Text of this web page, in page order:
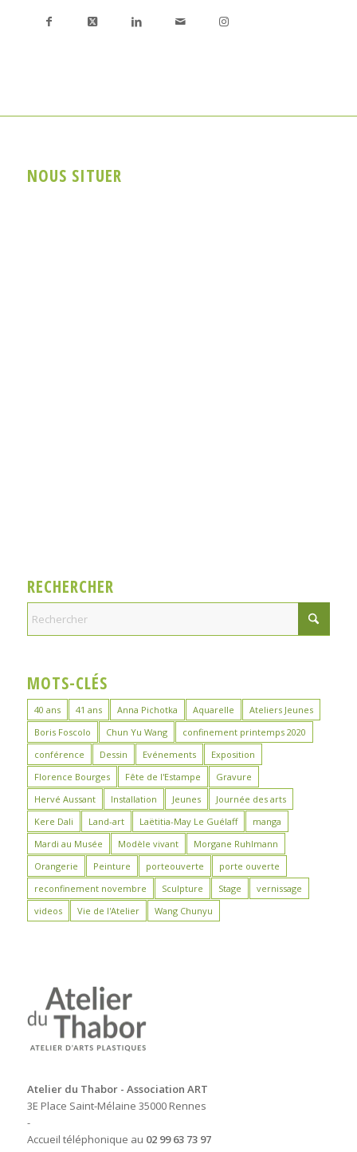
NOUS SITUER
RECHERCHER
MOTS-CLÉS
40 ans 41 ans Anna Pichotka Aquarelle
Ateliers Jeunes
Boris Foscolo
Chun Yu Wang
confinement printemps 2020
conférence
Dessin Evénements
Exposition
Florence Bourges
Fête de l'Estampe
Gravure
Hervé Aussant
Installation Jeunes
Journée des arts
Kere Dali
Land-art Laëtitia-May Le Guélaff
manga
Mardi au Musée
Modèle vivant
Morgane Ruhlmann
Orangerie
Peinture porteouverte
porte ouverte
reconfinement novembre
Sculpture Stage
vernissage
videos
Vie de l'Atelier Wang Chunyu
Atelier du Thabor - Association ART
3E Place Saint-Mélaine 35000 Rennes
-
Accueil téléphonique au 02 99 63 73 97